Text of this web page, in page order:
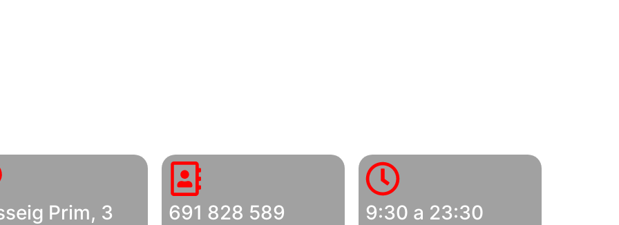
Prim, 3 691 828 589 9:30 a 23:30